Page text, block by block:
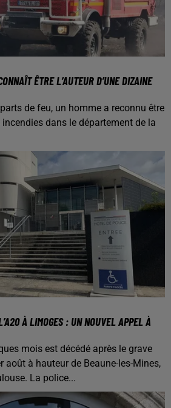
ÊTRE L’AUTEUR D’UNE DIZAINE
de feu, un homme a reconnu être
incendies dans le département de la
À LIMOGES : UN NOUVEL APPEL À
mois est décédé après le grave
août à hauteur de Beaune-les-Mines,
La police...